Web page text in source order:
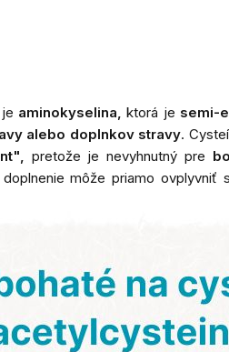
aminokyselina, ktorá je semi-
alebo doplnkov stravy.
pretože je nevyhnutný pre
doplnenie môže priamo ovplyvniť